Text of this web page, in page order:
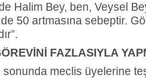
Halim Bey, ben, Veysel
50 artmasına sebeptir.
FAZLASIYLA
sonunda meclis üyelerine